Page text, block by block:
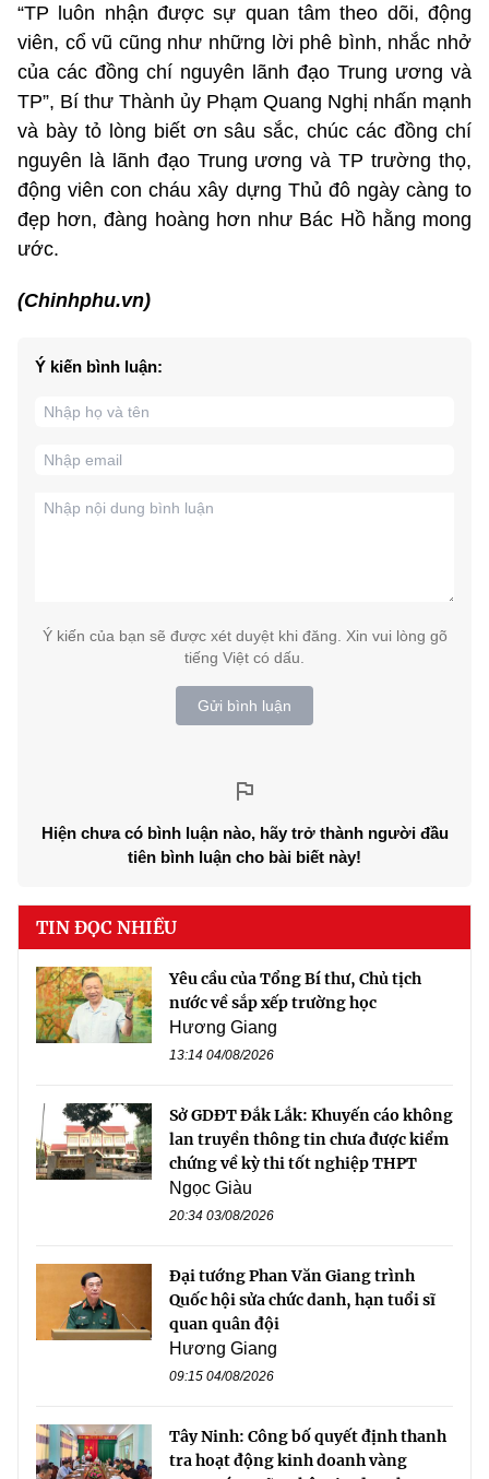
“TP luôn nhận được sự quan tâm theo dõi, động
viên, cổ vũ cũng như những lời phê bình, nhắc nhở
của các đồng chí nguyên lãnh đạo Trung ương và
TP”, Bí thư Thành ủy Phạm Quang Nghị nhấn mạnh
và bày tỏ lòng biết ơn sâu sắc, chúc các đồng chí
nguyên là lãnh đạo Trung ương và TP trường thọ,
động viên con cháu xây dựng Thủ đô ngày càng to
đẹp hơn, đàng hoàng hơn như Bác Hồ hằng mong
ước.
(Chinhphu.vn)
Ý kiến bình luận:
Ý kiến của bạn sẽ được xét duyệt khi đăng. Xin vui lòng gõ
tiếng Việt có dấu.
Gửi bình luận
Hiện chưa có bình luận nào, hãy trở thành người đầu
tiên bình luận cho bài biết này!
TIN ĐỌC NHIỀU
Yêu cầu của Tổng Bí thư, Chủ tịch
nước về sắp xếp trường học
Hương Giang
13:14 04/08/2026
Sở GDĐT Đắk Lắk: Khuyến cáo không
lan truyền thông tin chưa được kiểm
chứng về kỳ thi tốt nghiệp THPT
Ngọc Giàu
20:34 03/08/2026
Đại tướng Phan Văn Giang trình
Quốc hội sửa chức danh, hạn tuổi sĩ
quan quân đội
Hương Giang
09:15 04/08/2026
Tây Ninh: Công bố quyết định thanh
tra hoạt động kinh doanh vàng